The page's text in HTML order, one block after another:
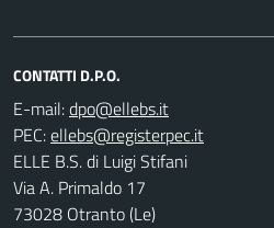
CONTATTI D.P.O.
E-mail:
PEC:
ELLE B.S. di Luigi Stifani
Via A. Primaldo 17
73028 Otranto (Le)